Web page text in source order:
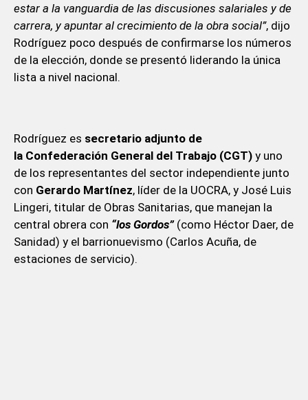
estar a la vanguardia de las discusiones salariales y de
carrera, y apuntar al crecimiento de la obra social”, dijo
Rodríguez poco después de confirmarse los números
de la elección, donde se presentó liderando la única
lista a nivel nacional.
Rodríguez es secretario adjunto de
la Confederación General del Trabajo (CGT)y uno
de los representantes del sector independiente junto
con Gerardo Martínez, líder de la UOCRA, y José Luis
Lingeri, titular de Obras Sanitarias, que manejan la
central obrera con “los Gordos” (como Héctor Daer, de
Sanidad) y el barrionuevismo (Carlos Acuña, de
estaciones de servicio).